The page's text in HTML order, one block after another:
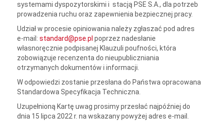
systemami dyspozytorskimi i stacją PSE S.A., dla potrzeb
prowadzenia ruchu oraz zapewnienia bezpiecznej pracy.
Udział w procesie opiniowania należy zgłaszać pod adres
e-mail: standard@pse.pl poprzez nadesłanie
własnoręcznie podpisanej Klauzuli poufności, która
zobowiązuje recenzenta do nieupubliczniania
otrzymanych dokumentów i informacji.
W odpowiedzi zostanie przesłana do Państwa opracowana
Standardowa Specyfikacja Techniczna.
Uzupełnioną Kartę uwag prosimy przesłać najpóźniej do
dnia 15 lipca 2022 r. na wskazany powyżej adres e-mail.